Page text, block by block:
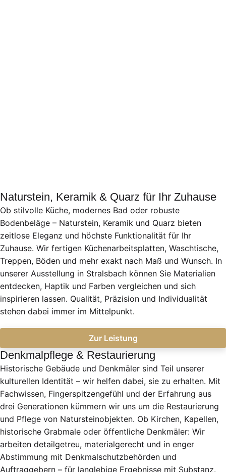
Naturstein, Keramik & Quarz für Ihr Zuhause
Ob stilvolle Küche, modernes Bad oder robuste
Bodenbeläge – Naturstein, Keramik und Quarz bieten
zeitlose Eleganz und höchste Funktionalität für Ihr
Zuhause. Wir fertigen Küchenarbeitsplatten, Waschtische,
Treppen, Böden und mehr exakt nach Maß und Wunsch. In
unserer Ausstellung in Stralsbach können Sie Materialien
entdecken, Haptik und Farben vergleichen und sich
inspirieren lassen. Qualität, Präzision und Individualität
stehen dabei immer im Mittelpunkt.
Zur Leistung
Denkmalpflege & Restaurierung
Historische Gebäude und Denkmäler sind Teil unserer
kulturellen Identität – wir helfen dabei, sie zu erhalten. Mit
Fachwissen, Fingerspitzengefühl und der Erfahrung aus
drei Generationen kümmern wir uns um die Restaurierung
und Pflege von Natursteinobjekten. Ob Kirchen, Kapellen,
historische Grabmale oder öffentliche Denkmäler: Wir
arbeiten detailgetreu, materialgerecht und in enger
Abstimmung mit Denkmalschutzbehörden und
Auftraggebern – für langlebige Ergebnisse mit Substanz.